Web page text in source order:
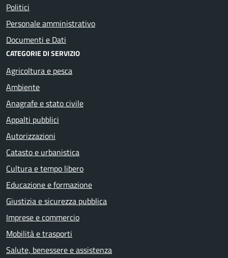
Politici
Personale amministrativo
Documenti e Dati
CATEGORIE DI SERVIZIO
Agricoltura e pesca
Ambiente
Anagrafe e stato civile
Appalti pubblici
Autorizzazioni
Catasto e urbanistica
Cultura e tempo libero
Educazione e formazione
Giustizia e sicurezza pubblica
Imprese e commercio
Mobilità e trasporti
Salute, benessere e assistenza